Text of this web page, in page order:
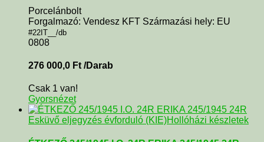
Porcelánbolt
Forgalmazó: Vendesz KFT Származási hely: EU
#22IT__/db
0808
276 000,0 Ft /Darab
Csak 1 van!
Gyorsnézet
Esküvő eljegyzés évforduló (KIE)Hollóházi készletek